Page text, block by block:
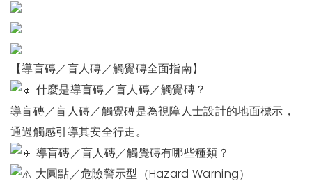
【導盲磚／盲人磚／觸覺磚全面指南】
什麼是導盲磚／盲人磚／觸覺磚？
導盲磚／盲人磚／觸覺磚是為視障人士設計的地面標示，
通過觸感引導其安全行走。
導盲磚／盲人磚／觸覺磚有哪些種類？
大圓點／危險警示型（Hazard Warning）